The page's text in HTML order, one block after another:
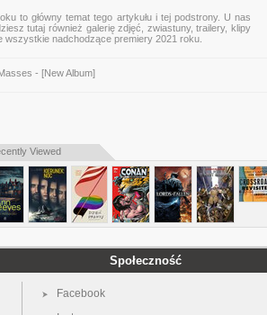
to główny temat tego artykułu i tej podstrony. U nas
tutaj również galerię zdjęć, zwiastuny, trailery, klipy
nadchodzące premiery 2021 roku.
- [New Album]
Viewed
Społeczność
Facebook